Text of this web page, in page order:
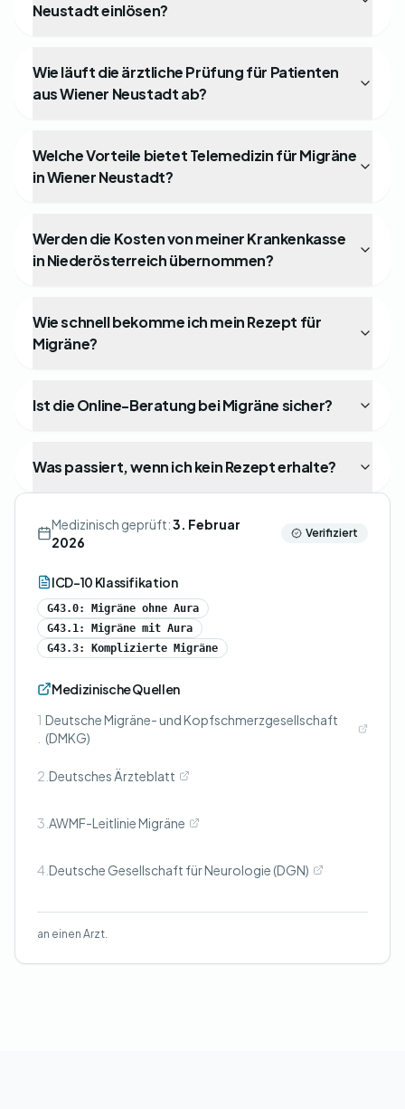
Neustadt einlösen?
Wie läuft die ärztliche Prüfung für Patienten
aus Wiener Neustadt ab?
Welche Vorteile bietet Telemedizin für Migräne
in Wiener Neustadt?
Werden die Kosten von meiner Krankenkasse
in Niederösterreich übernommen?
Wie schnell bekomme ich mein Rezept für
Migräne?
Ist die Online-Beratung bei Migräne sicher?
Was passiert, wenn ich kein Rezept erhalte?
Medizinisch geprüft:3. Februar
2026
Verifiziert
ICD-10 Klassifikation
G43.0: Migräne ohne Aura
G43.1: Migräne mit Aura
G43.3: Komplizierte Migräne
Medizinische Quellen
1 Deutsche Migräne- und Kopfschmerzgesellschaft
(DMKG)
2. Deutsches Ärzteblatt
3. AWMF-Leitlinie Migräne
4. Deutsche Gesellschaft für Neurologie (DGN)
an einen Arzt.